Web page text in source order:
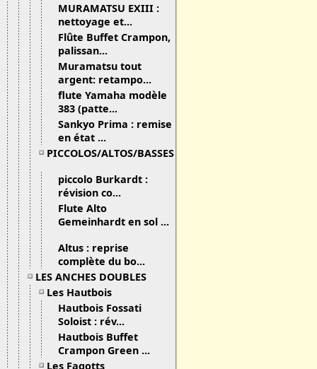
MURAMATSU EXIII :
nettoyage et...
Flûte Buffet Crampon,
palissan...
Muramatsu tout
argent: retampo...
flute Yamaha modèle
383 (patte...
Sankyo Prima : remise
en état ...
PICCOLOS/ALTOS/BASSES
piccolo Burkardt :
révision co...
Flute Alto
Gemeinhardt en sol ...
Altus : reprise
complète du bo...
LES ANCHES DOUBLES
Les Hautbois
Hautbois Fossati
Soloist : rév...
Hautbois Buffet
Crampon Green ...
Les Fagotts